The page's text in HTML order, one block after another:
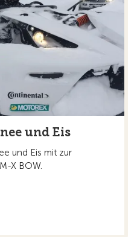
und Eis
und Eis mit zur
X BOW.